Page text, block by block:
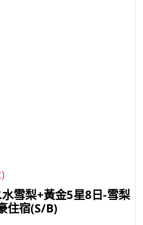
水雪梨+黃金5星8日-雪梨
住宿(S/B)